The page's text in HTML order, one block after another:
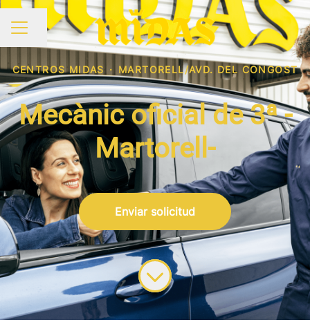
MENÚ DE EMPLEO
Compartir página
CENTROS MIDAS · MARTORELL/AVD. DEL CONGOST
Mecànic oficial de 3ª -
Martorell-
Enviar solicitud